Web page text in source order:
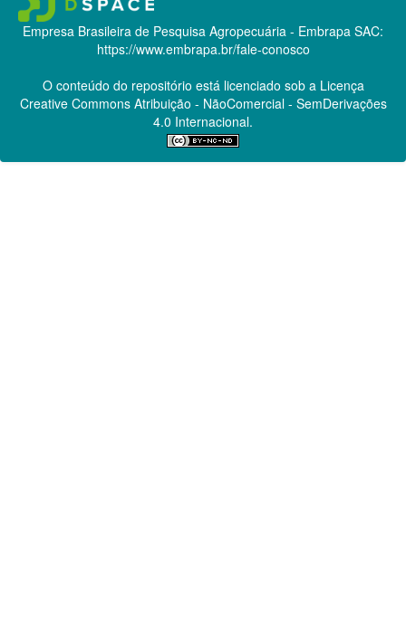
Empresa Brasileira de Pesquisa Agropecuária - Embrapa SAC:
https://www.embrapa.br/fale-conosco
O conteúdo do repositório está licenciado sob a Licença
Creative CommonsAtribuição - NãoComercial - SemDerivações
4.0 Internacional.